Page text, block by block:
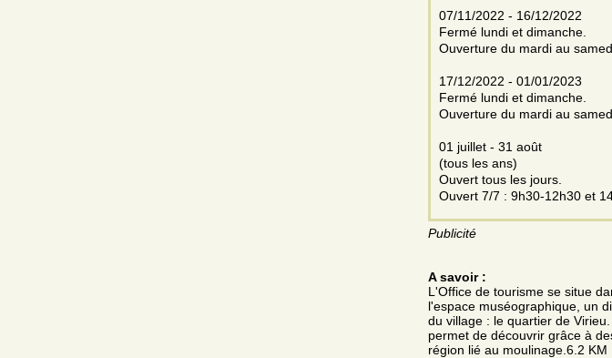
07/11/2022 - 16/12/2022
Fermé lundi et dimanche.
Ouverture du mardi au
17/12/2022 - 01/01/2023
Fermé lundi et dimanche.
Ouverture du mardi au
01 juillet - 31 août
(tous les ans)
Ouvert tous les jours.
Ouvert 7/7 : 9h30-12h30 et
Publicité
A savoir :
L'Office de tourisme se situe
l'espace muséographique, un
du village : le quartier de
permet de découvrir grâce à
région lié au moulinage.6.2